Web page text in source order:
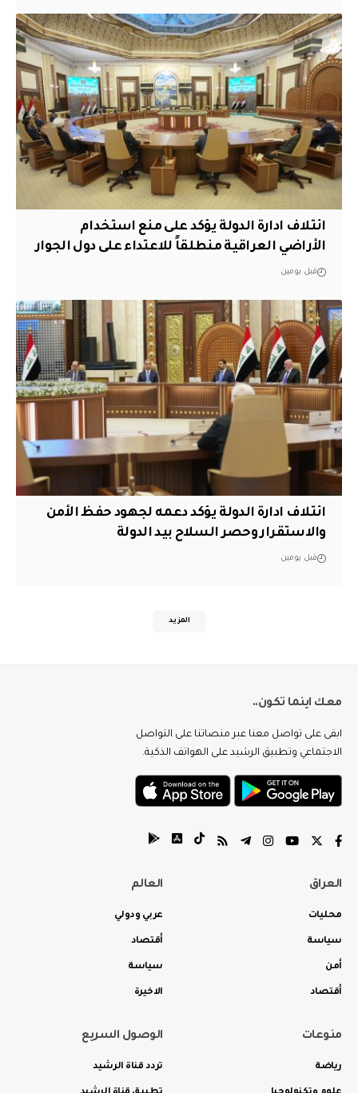
ائتلاف ادارة الدولة يؤكد على منع استخدام
الأراضي العراقية منطلقاً للاعتداء على دول الجوار
قبل يومين
ائتلاف ادارة الدولة يؤكد دعمه لجهود حفظ الأمن
والاستقرار وحصر السلاح بيد الدولة
قبل يومين
المزيد
معك اينما تكون..
ابقى على تواصل معنا عبر منصاتنا على التواصل
الاجتماعي وتطبيق الرشيد على الهواتف الذكية.
العراق
محليات
سياسة
أمن
أقتصاد
العالم
عربي ودولي
أقتصاد
سياسة
الاخيرة
منوعات
رياضة
الوصول السريع
تردد قناة الرشيد